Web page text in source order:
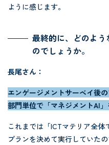
ように感じます。
最終的に、どのよ
のでしょうか。
長尾さん：
エンゲージメントサーベイ後
部門単位で「マネジメントAI
これまでは「ICTマテリア全
プランを決めて実行していた